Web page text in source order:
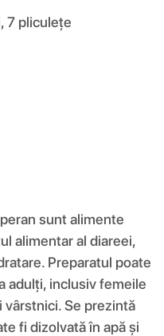
sunt alimente
alimentar al diareei,
Preparatul poate
adulți, inclusiv femeile
vârstnici. Se prezintă
fi dizolvată în apă și